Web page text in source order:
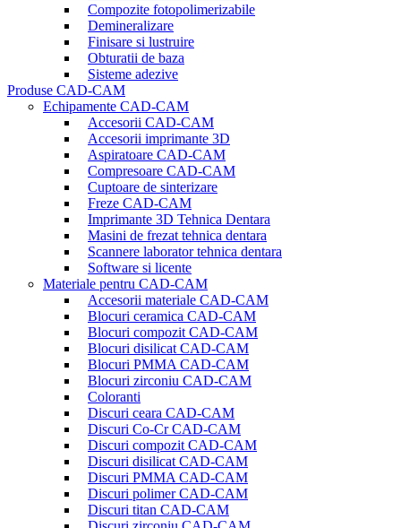
Compozite fotopolimerizabile
Demineralizare
Finisare si lustruire
Obturatii de baza
Sisteme adezive
Produse CAD-CAM
Echipamente CAD-CAM
Accesorii CAD-CAM
Accesorii imprimante 3D
Aspiratoare CAD-CAM
Compresoare CAD-CAM
Cuptoare de sinterizare
Freze CAD-CAM
Imprimante 3D Tehnica Dentara
Masini de frezat tehnica dentara
Scannere laborator tehnica dentara
Software si licente
Materiale pentru CAD-CAM
Accesorii materiale CAD-CAM
Blocuri ceramica CAD-CAM
Blocuri compozit CAD-CAM
Blocuri disilicat CAD-CAM
Blocuri PMMA CAD-CAM
Blocuri zirconiu CAD-CAM
Coloranti
Discuri ceara CAD-CAM
Discuri Co-Cr CAD-CAM
Discuri compozit CAD-CAM
Discuri disilicat CAD-CAM
Discuri PMMA CAD-CAM
Discuri polimer CAD-CAM
Discuri titan CAD-CAM